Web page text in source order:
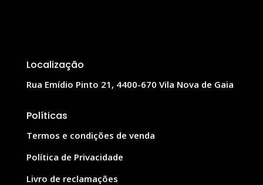
Localização
Rua Emídio Pinto 21, 4400-670 Vila Nova de Gaia
Políticas
Termos e condições de venda
Política de Privacidade
Livro de reclamações